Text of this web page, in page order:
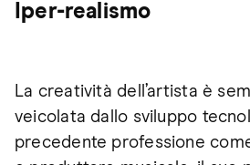
Iper-realismo
La creatività dell’artista è
veicolata dallo sviluppo
precedente professione